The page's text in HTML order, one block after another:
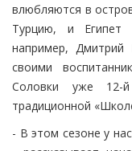
влюбляются в
Турцию, и Египет
например,
своими
Соловки уже 12-
традиционной
- В этом сезоне у